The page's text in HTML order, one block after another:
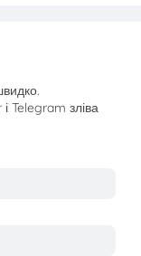
Telegram зліва